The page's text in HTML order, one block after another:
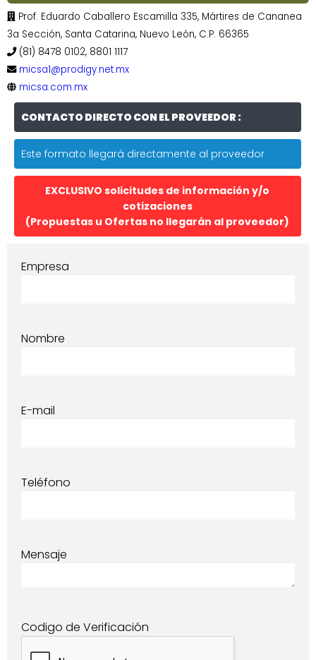
Prof. Eduardo Caballero Escamilla 335, Mártires de Cananea
3a Sección, Santa Catarina, Nuevo León, C.P. 66365
(81) 8478 0102, 8801 1117
micsa1@prodigy.net.mx
micsa.com.mx
CONTACTO DIRECTO CON EL PROVEEDOR :
Este formato llegará directamente al proveedor
EXCLUSIVO solicitudes de información y/o
cotizaciones
(Propuestas u Ofertas no llegarán al proveedor)
Empresa
Nombre
E-mail
Teléfono
Mensaje
Codigo de Verificación